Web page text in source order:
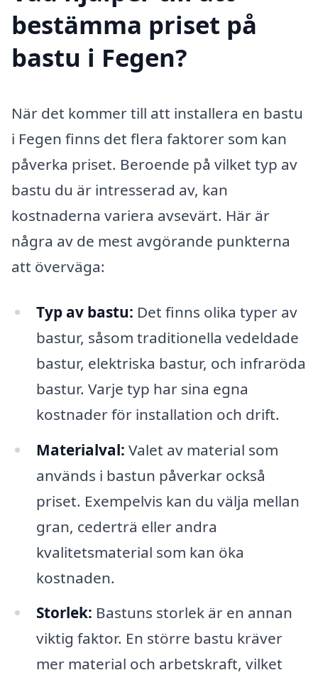
bestämma priset på
bastu i Fegen?
När det kommer till att installera en bastu
i Fegen finns det flera faktorer som kan
påverka priset. Beroende på vilket typ av
bastu du är intresserad av, kan
kostnaderna variera avsevärt. Här är
några av de mest avgörande punkterna
att överväga:
Typ av bastu: Det finns olika typer av
bastur, såsom traditionella vedeldade
bastur, elektriska bastur, och infraröda
bastur. Varje typ har sina egna
kostnader för installation och drift.
Materialval: Valet av material som
används i bastun påverkar också
priset. Exempelvis kan du välja mellan
gran, cederträ eller andra
kvalitetsmaterial som kan öka
kostnaden.
Storlek: Bastuns storlek är en annan
viktig faktor. En större bastu kräver
mer material och arbetskraft, vilket